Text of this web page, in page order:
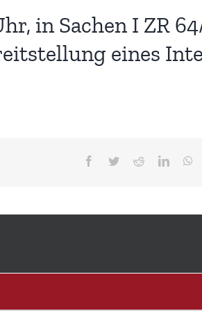
in Sachen I ZR
eines
Facebook
TwitterReddit